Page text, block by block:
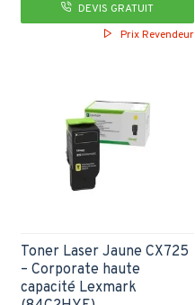
DEVIS GRATUIT
Prix Revendeur
Toner Laser Jaune CX725
– Corporate haute
capacité Lexmark